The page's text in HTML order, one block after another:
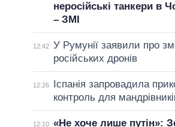
неросійські танкери в
– ЗМІ
12:42 У Румунії заявили про
російських дронів
12:26
Іспанія запровадила
контроль для
12:10 «Не хоче лише путін»: